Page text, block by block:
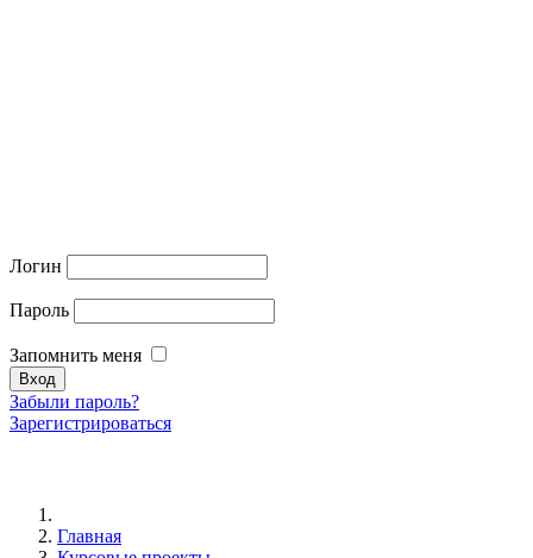
Логин
Пароль
Запомнить меня
Забыли пароль?
Зарегистрироваться
Главная